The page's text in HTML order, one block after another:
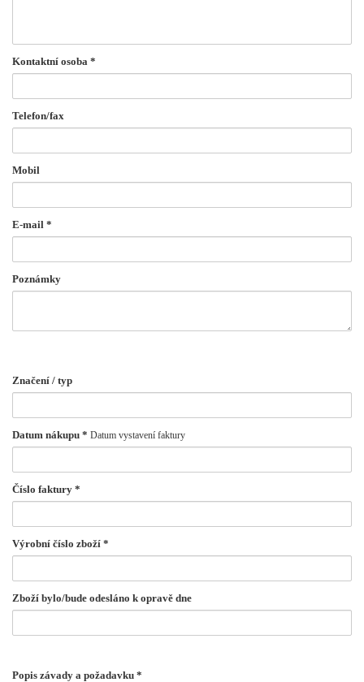
Kontaktní osoba *
Telefon/fax
Mobil
E-mail *
Poznámky
Značení / typ
Datum nákupu * Datum vystavení faktury
Číslo faktury *
Výrobní číslo zboží *
Zboží bylo/bude odesláno k opravě dne
Popis závady a požadavku *